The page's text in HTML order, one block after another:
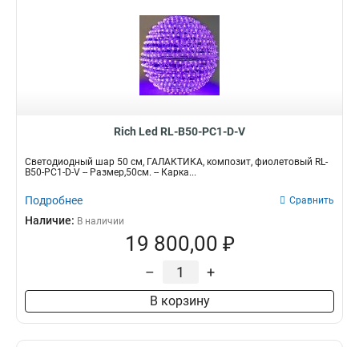
Rich Led RL-B50-PC1-D-V
Светодиодный шар 50 см, ГАЛАКТИКА, композит, фиолетовый RL-
B50-PC1-D-V -- Размер,50см. -- Карка...
Подробнее Сравнить
Наличие: В наличии
19 800,00 ₽
– +
В корзину